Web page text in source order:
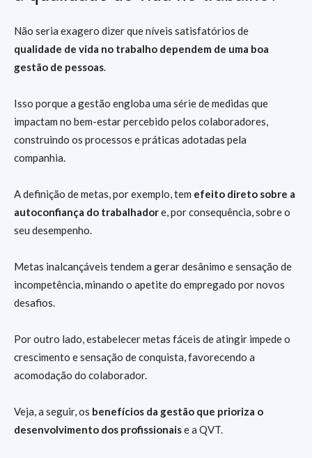
Não seria exagero dizer que níveis satisfatórios de
qualidade de vida no trabalho dependem de uma boa
gestão de pessoas.
Isso porque a gestão engloba uma série de medidas que
impactam no bem-estar percebido pelos colaboradores,
construindo os processos e práticas adotadas pela
companhia.
A definição de metas, por exemplo, tem efeito direto sobre a
autoconfiança do trabalhadore, por consequência, sobre o
seu desempenho.
Metas inalcançáveis tendem a gerar desânimo e sensação de
incompetência, minando o apetite do empregado por novos
desafios.
Por outro lado, estabelecer metas fáceis de atingir impede o
crescimento e sensação de conquista, favorecendo a
acomodação do colaborador.
Veja, a seguir, os benefícios da gestão que prioriza o
desenvolvimento dos profissionaise a QVT.